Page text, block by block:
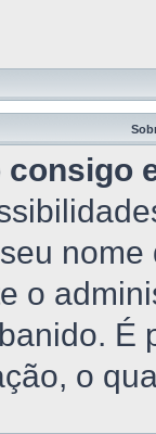
consigo
o
É
o